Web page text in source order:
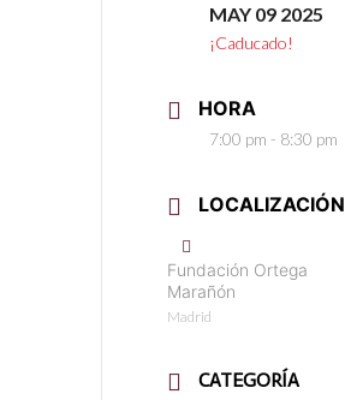
MAY 09 2025
¡Caducado!
HORA
7:00 pm - 8:30 pm
LOCALIZACIÓN
Fundación Ortega
Marañón
Madrid
CATEGORÍA